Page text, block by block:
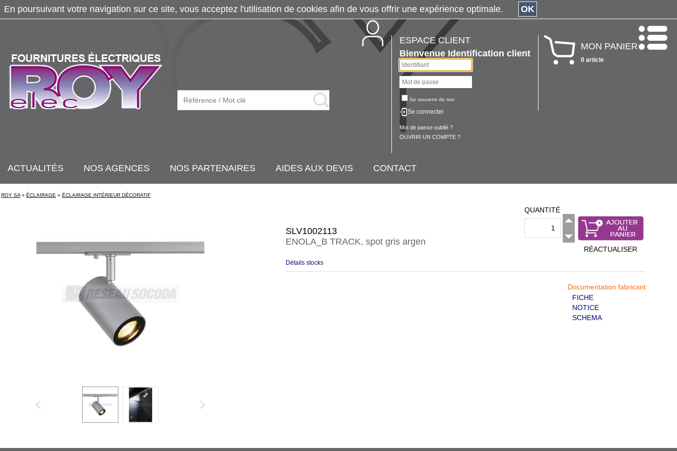
ESPACE CLIENT
Bienvenue Identification client
Se souvenir de moi
Se connecter
Mot de passe oublié ?
OUVRIR UN COMPTE ?
MON PANIER
0 article
ACTUALITÉS NOS AGENCES NOS PARTENAIRES AIDES AUX DEVIS CONTACT
ROY SA » ÉCLAIRAGE » ÉCLAIRAGE INTÉRIEUR DÉCORATIF
SLV1002113
ENOLA_B TRACK, spot gris argen
QUANTITÉ
RÉACTUALISER
Détails stocks
Documentation fabricant
FICHE
NOTICE
SCHEMA
En poursuivant votre navigation sur ce site, vous acceptez l'utilisation de cookies afin de vous offrir une expérience optimale. OK